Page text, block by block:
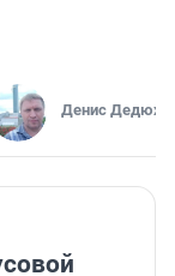
Денис